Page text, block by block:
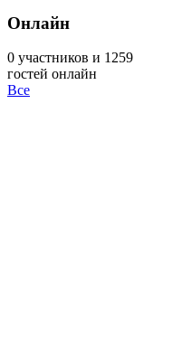
Онлайн
0 участников и 1259
гостей онлайн
Все